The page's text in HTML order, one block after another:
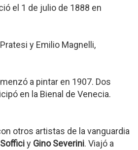
el 1 de julio de 1888 en
y Emilio Magnelli,
a pintar en 1907. Dos
en la Bienal de Venecia.
otros artistas de la vanguardia
y Gino Severini. Viajó a